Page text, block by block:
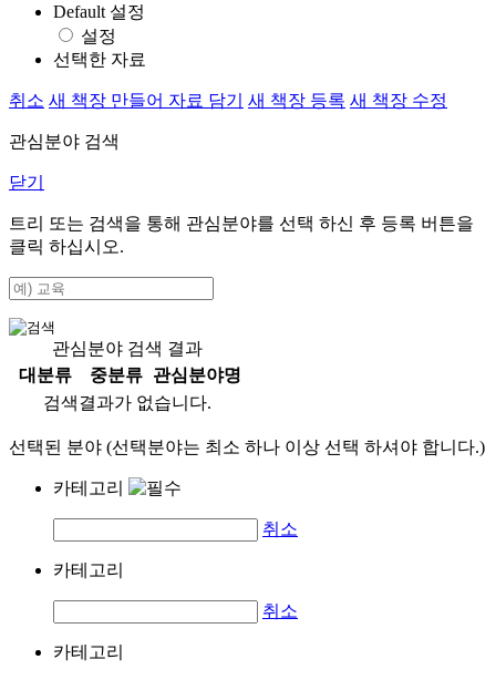
Default 설정
설정
선택한 자료
취소 새 책장 만들어 자료 담기 새 책장 등록 새 책장 수정
관심분야 검색
닫기
트리 또는 검색을 통해 관심분야를 선택 하신 후 등록 버튼을
클릭 하십시오.
관심분야 검색 결과
대분류
중분류
관심분야명
검색결과가 없습니다.
선택된 분야 (선택분야는 최소 하나 이상 선택 하셔야 합니다.)
카테고리
취소
카테고리
취소
카테고리